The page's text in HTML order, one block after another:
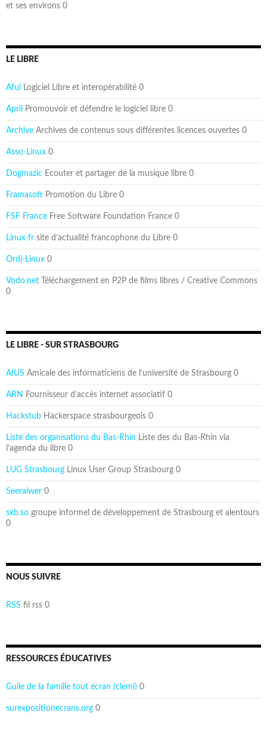
et ses environs 0
LE LIBRE
Aful Logiciel Libre et interopérabilité 0
April Promouvoir et défendre le logiciel libre 0
Archive Archives de contenus sous différentes licences ouvertes 0
Asso-Linux 0
Dogmazic Ecouter et partager de la musique libre 0
Framasoft Promotion du Libre 0
FSF France Free Software Foundation France 0
Linux fr site d’actualité francophone du Libre 0
Ordi-Linux 0
Vodo.net Téléchargement en P2P de films libres / Creative Commons
0
LE LIBRE - SUR STRASBOURG
AIUS Amicale des informaticiens de l’université de Strasbourg 0
ARN Fournisseur d’accès internet associatif 0
Hackstub Hackerspace strasbourgeois 0
Liste des organisations du Bas-Rhin Liste des du Bas-Rhin via
l’agenda du libre 0
LUG Strasbourg Linux User Group Strasbourg 0
Seeraiwer 0
sxb.so groupe informel de développement de Strasbourg et alentours
0
NOUS SUIVRE
RSS fil rss 0
RESSOURCES ÉDUCATIVES
Guile de la famille tout écran (clemi) 0
surexpositionecrans.org 0